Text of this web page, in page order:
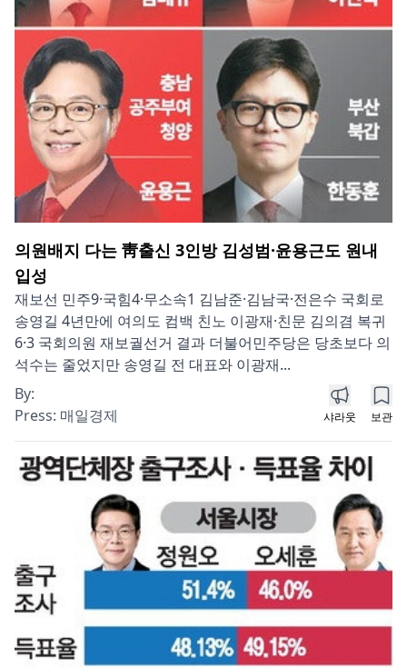
의원배지 다는 靑출신 3인방 김성범·윤용근도 원내
입성
재보선 민주9·국힘4·무소속1 김남준·김남국·전은수 국회로
송영길 4년만에 여의도 컴백 친노 이광재·친문 김의겸 복귀
6·3 국회의원 재보궐선거 결과 더불어민주당은 당초보다 의
석수는 줄었지만 송영길 전 대표와 이광재...
By:
Press: 매일경제 샤라웃 보관